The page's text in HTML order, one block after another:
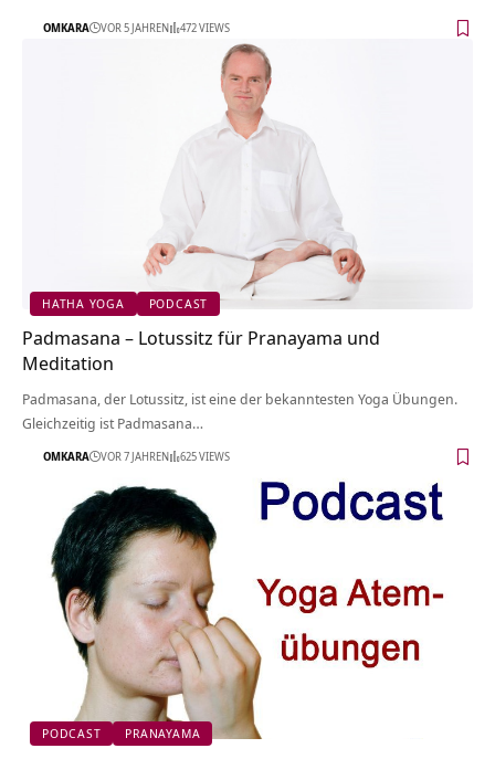
OMKARA VOR 5 JAHREN 472 VIEWS
HATHA YOGA PODCAST
Padmasana – Lotussitz für Pranayama und
Meditation
Padmasana, der Lotussitz, ist eine der bekanntesten Yoga Übungen.
Gleichzeitig ist Padmasana…
OMKARA VOR 7 JAHREN 625 VIEWS
PODCAST PRANAYAMA